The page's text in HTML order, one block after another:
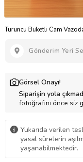
Turuncu Buketli Cam
Gönderim Yeri
Görsel Onayı!
Siparişin yola
fotoğrafını önce siz
Yukarıda verilen
yasal sürelerin
yaşanabilmektedir.